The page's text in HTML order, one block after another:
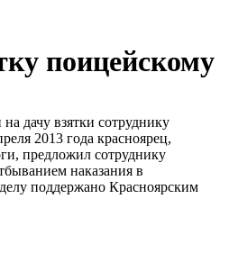
поицейскому
дачу взятки сотруднику
2013 года красноярец,
предложил сотруднику
наказания в
поддержано Красноярским